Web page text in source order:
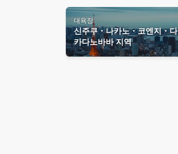
대욕장
신주쿠・나카노・코엔지・다
카다노바바 지역